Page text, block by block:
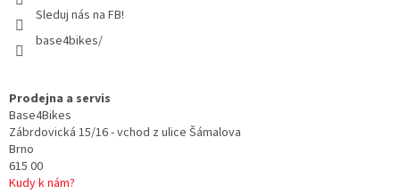
Sleduj nás na FB!
base4bikes/
Prodejna a servis
Base4Bikes
Zábrdovická 15/16 - vchod z ulice Šámalova
Brno
615 00
Kudy k nám?